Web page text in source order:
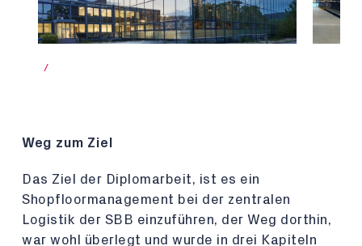
/
Weg zum Ziel
Das Ziel der Diplomarbeit, ist es ein
Shopfloormanagement bei der zentralen
Logistik der SBB einzuführen, der Weg dorthin,
war wohl überlegt und wurde in drei Kapiteln